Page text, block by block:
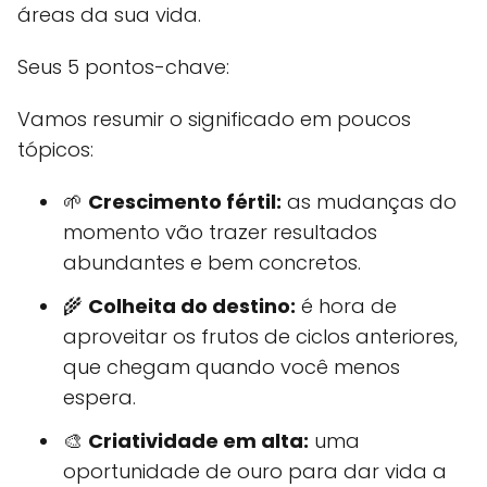
áreas da sua vida.
Seus 5 pontos-chave:
Vamos resumir o significado em poucos
tópicos:
🌱 Crescimento fértil: as mudanças do
momento vão trazer resultados
abundantes e bem concretos.
🌾 Colheita do destino: é hora de
aproveitar os frutos de ciclos anteriores,
que chegam quando você menos
espera.
🎨 Criatividade em alta: uma
oportunidade de ouro para dar vida a